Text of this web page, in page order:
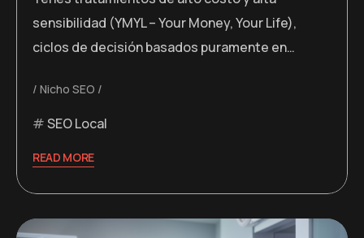
sensibilidad (YMYL – Your Money, Your Life),
ciclos de decisión basados puramente en…
Nicho SEO
SEO Local
READ MORE